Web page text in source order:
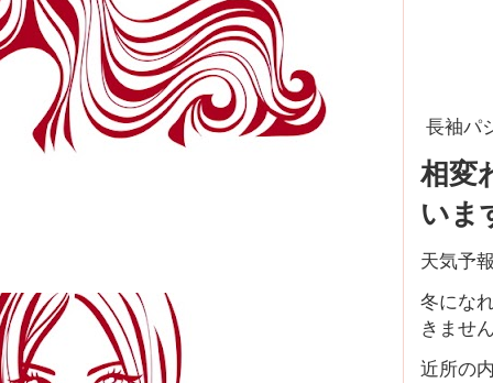
長袖パ
相変
いま
天気予
冬にな
きませ
近所の